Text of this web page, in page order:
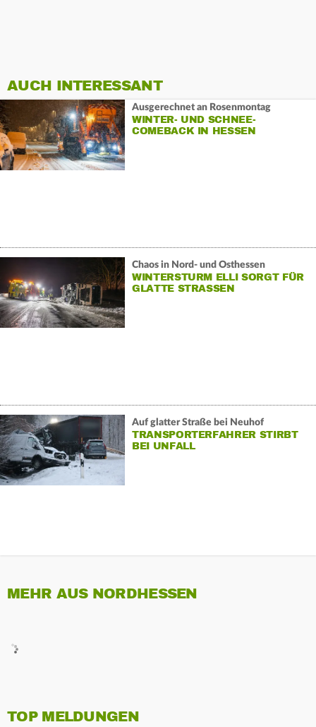
AUCH INTERESSANT
Ausgerechnet an Rosenmontag
WINTER- UND SCHNEE-
COMEBACK IN HESSEN
Chaos in Nord- und Osthessen
WINTERSTURM ELLI SORGT FÜR
GLATTE STRASSEN
Auf glatter Straße bei Neuhof
TRANSPORTERFAHRER STIRBT
BEI UNFALL
MEHR AUS NORDHESSEN
TOP MELDUNGEN